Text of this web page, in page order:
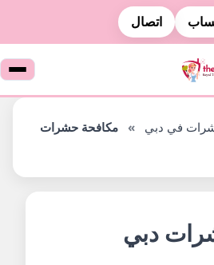
اتصال
في دبي » مكافحة حشرات
دبي